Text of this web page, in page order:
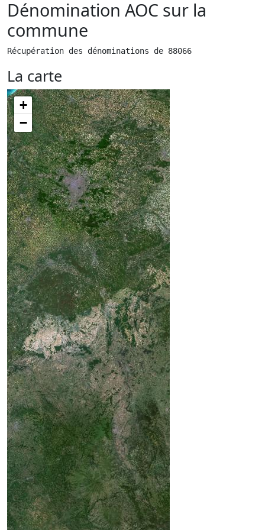
Dénomination AOC sur la
commune
Récupération des dénominations de 88066
La carte
+
−